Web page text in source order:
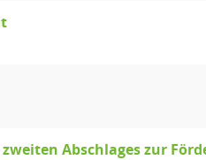
Abschlages zur